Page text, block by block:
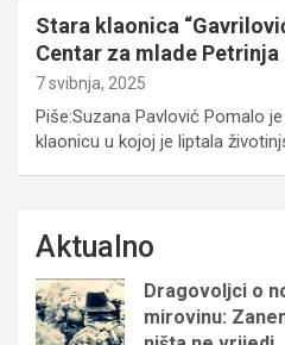
Stara klaonica
Centar za mlade Petrinja
7 svibnja, 2025
Piše:Suzana Pavlović Pomalo
klaonicu u kojoj je liptala
Aktualno
Dragovoljci o
mirovinu: